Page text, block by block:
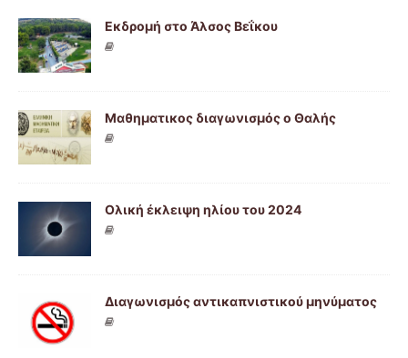
Εκδρομή στο Άλσος Βεΐκου
Μαθηματικος διαγωνισμός ο Θαλής
Ολική έκλειψη ηλίου του 2024
Διαγωνισμός αντικαπνιστικού μηνύματος